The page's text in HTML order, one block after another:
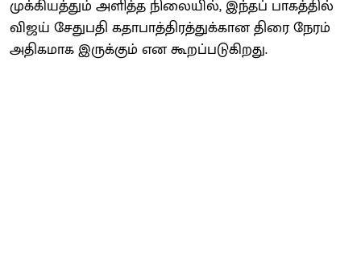
முக்கியத்தும் அளித்த நிலையில், இந்தப் பாகத்தில்
விஜய் சேதுபதி கதாபாத்திரத்துக்கான திரை நேரம்
அதிகமாக இருக்கும் என கூறப்படுகிறது.